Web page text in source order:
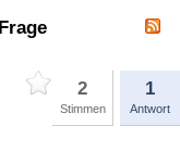
Frage
2
Stimmen
1
Antwort